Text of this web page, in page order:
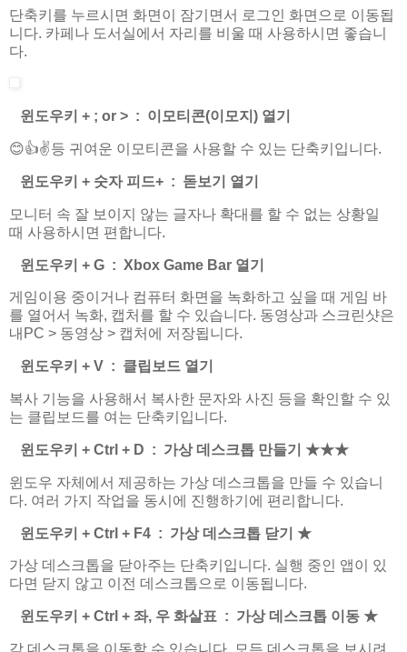
단축키를 누르시면 화면이 잠기면서 로그인 화면으로 이동됩
니다. 카페나 도서실에서 자리를 비울 때 사용하시면 좋습니
다.
윈도우키 + ; or > : 이모티콘(이모지) 열기
😊👍✌등 귀여운 이모티콘을 사용할 수 있는 단축키입니다.
윈도우키 + 숫자 피드+ : 돋보기 열기
모니터 속 잘 보이지 않는 글자나 확대를 할 수 없는 상황일
때 사용하시면 편합니다.
윈도우키 + G : Xbox Game Bar 열기
게임이용 중이거나 컴퓨터 화면을 녹화하고 싶을 때 게임 바
를 열어서 녹화, 캡처를 할 수 있습니다. 동영상과 스크린샷은
내PC > 동영상 > 캡처에 저장됩니다.
윈도우키 + V : 클립보드 열기
복사 기능을 사용해서 복사한 문자와 사진 등을 확인할 수 있
는 클립보드를 여는 단축키입니다.
윈도우키 + Ctrl + D : 가상 데스크톱 만들기 ★★★
윈도우 자체에서 제공하는 가상 데스크톱을 만들 수 있습니
다. 여러 가지 작업을 동시에 진행하기에 편리합니다.
윈도우키 + Ctrl + F4 : 가상 데스크톱 닫기 ★
가상 데스크톱을 닫아주는 단축키입니다. 실행 중인 앱이 있
다면 닫지 않고 이전 데스크톱으로 이동됩니다.
윈도우키 + Ctrl + 좌, 우 화살표 : 가상 데스크톱 이동 ★
각 데스크톱을 이동할 수 있습니다. 모든 데스크톱을 보시려